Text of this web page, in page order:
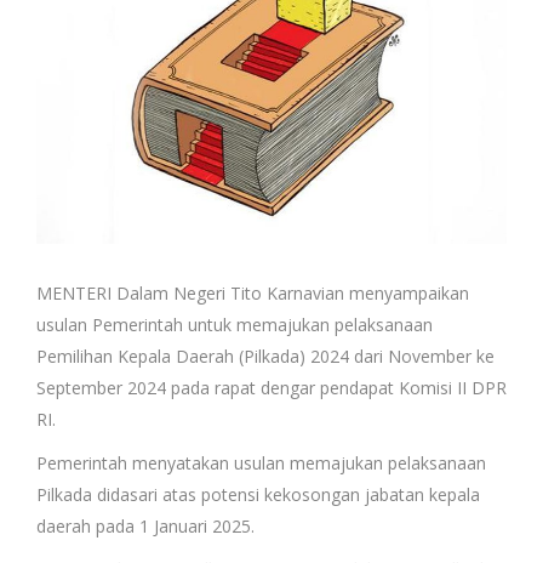
MENTERI Dalam Negeri Tito Karnavian menyampaikan
usulan Pemerintah untuk memajukan pelaksanaan
Pemilihan Kepala Daerah (Pilkada) 2024 dari November ke
September 2024 pada rapat dengar pendapat Komisi II DPR
RI.
Pemerintah menyatakan usulan memajukan pelaksanaan
Pilkada didasari atas potensi kekosongan jabatan kepala
daerah pada 1 Januari 2025.